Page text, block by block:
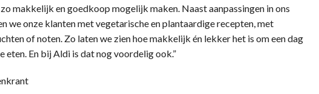
makkelijk en goedkoop mogelijk maken. Naast aanpassingen in ons
we onze klanten met vegetarische en plantaardige recepten, met
of noten. Zo laten we zien hoe makkelijk én lekker het is om een dag
eten. En bij Aldi is dat nog voordelig ook.”